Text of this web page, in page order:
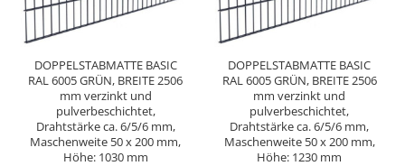
DOPPELSTABMATTE BASIC
RAL 6005 GRÜN, BREITE 2506
mm verzinkt und
pulverbeschichtet,
Drahtstärke ca. 6/5/6 mm,
Maschenweite 50 x 200 mm,
Höhe: 1030 mm
DOPPELSTABMATTE BASIC
RAL 6005 GRÜN, BREITE 2506
mm verzinkt und
pulverbeschichtet,
Drahtstärke ca. 6/5/6 mm,
Maschenweite 50 x 200 mm,
Höhe: 1230 mm